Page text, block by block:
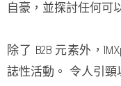
自豪，並探討任何可
除了 B2B 元素外，
誌性活動。 令人引頸